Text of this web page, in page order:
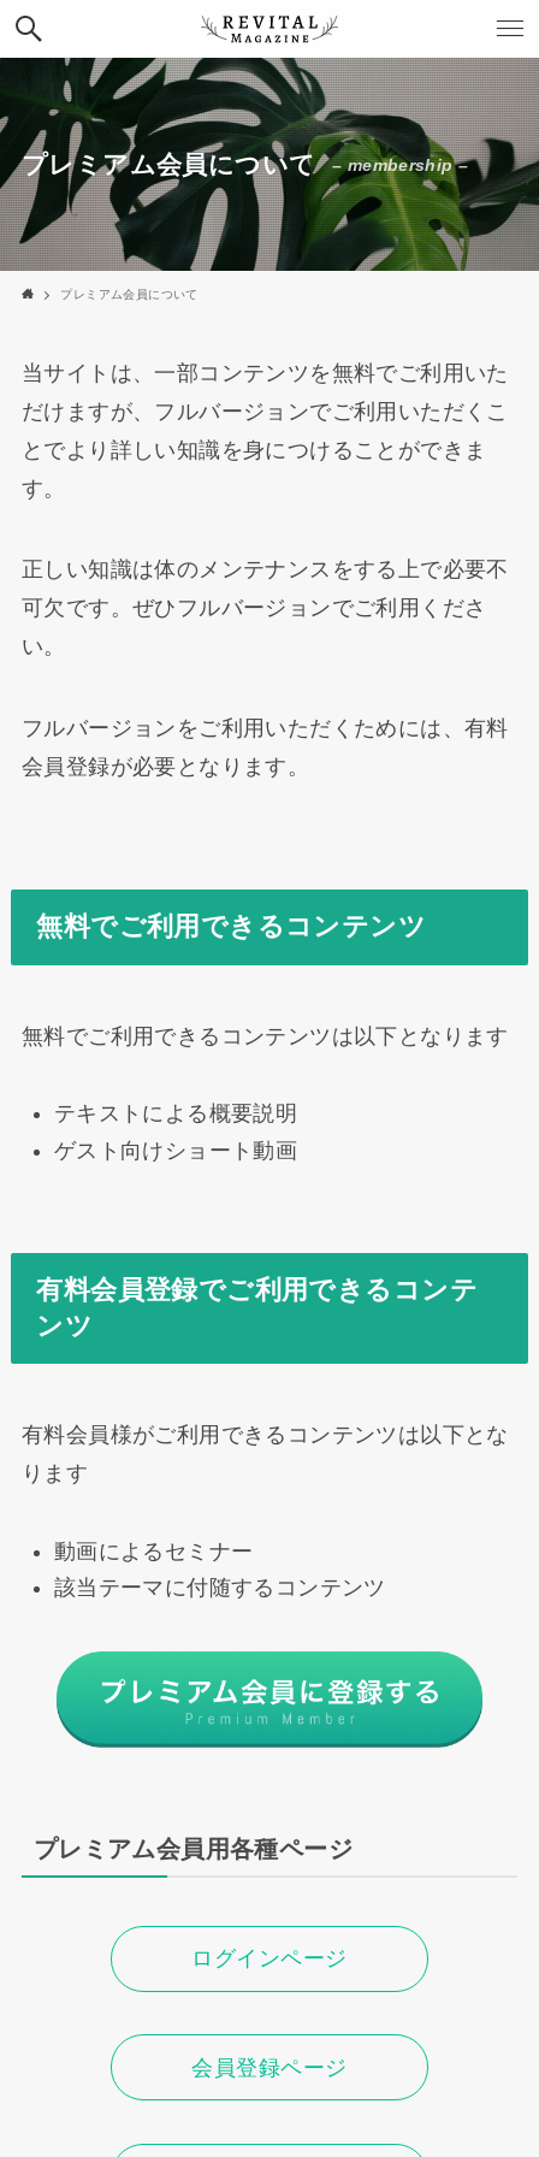
プレミアム会員について – membership –
プレミアム会員について
当サイトは、一部コンテンツを無料でご利用いた
だけますが、フルバージョンでご利用いただくこ
とでより詳しい知識を身につけることができま
す。
正しい知識は体のメンテナンスをする上で必要不
可欠です。ぜひフルバージョンでご利用くださ
い。
フルバージョンをご利用いただくためには、有料
会員登録が必要となります。
無料でご利用できるコンテンツ
無料でご利用できるコンテンツは以下となります
テキストによる概要説明
ゲスト向けショート動画
有料会員登録でご利用できるコンテ
ンツ
有料会員様がご利用できるコンテンツは以下とな
ります
動画によるセミナー
該当テーマに付随するコンテンツ
プレミアム会員用各種ページ
ログインページ
会員登録ページ